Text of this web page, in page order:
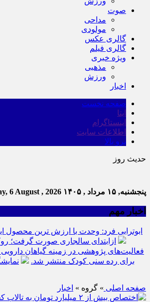
صوت
مداحی
مولودی
گالری عکس
گالری فیلم
ویژه خبری
مذهبی
ورزش
اخبار
صفحه نخست
ایتا
اینستاگرام
اطلاعات سایت
برو بالا
حدیث روز
پنجشنبه, ۱۵ مرداد , ۱۴۰۵ 6 August , 2026
اخبار مهم
ابوترابی فرد: وحدت با ارزش ترین محصول
ازابتدای سالجاری صورت گرفت؛ روکش ۴۴۷ کیلومتر از محورهای
فعالیت‌های پژوهشی در زمینه گیاهان
برای رده سنی کودک منتشر شد.
صفحه اصلی » گروه » اخبار